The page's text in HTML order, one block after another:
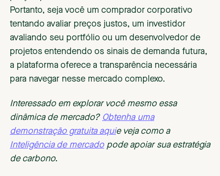
Portanto, seja você um comprador corporativo
tentando avaliar preços justos, um investidor
avaliando seu portfólio ou um desenvolvedor de
projetos entendendo os sinais de demanda futura,
a plataforma oferece a transparência necessária
para navegar nesse mercado complexo.
Interessado em explorar você mesmo essa
dinâmica de mercado? Obtenha uma
demonstração gratuita aquie veja como a
Inteligência de mercadopode apoiar sua estratégia
de carbono.